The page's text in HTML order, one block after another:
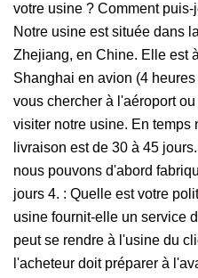
votre usine ? Comment
Notre usine est située dans
Zhejiang, en Chine. Elle est
Shanghai en avion (4
vous chercher à l'aéroport
visiter notre usine. En temps
livraison est de 30 à 45
nous pouvons d'abord
jours 4. : Quelle est votre
usine fournit-elle un service
peut se rendre à l'usine du
l'acheteur doit préparer à